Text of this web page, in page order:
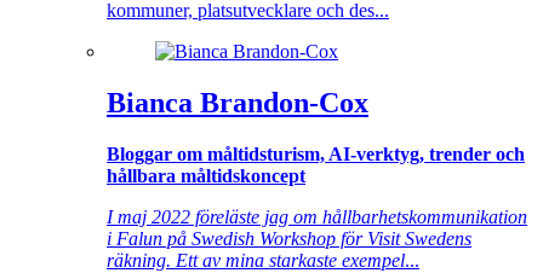
kommuner, platsutvecklare och des...
Bianca Brandon-Cox
Bloggar om måltidsturism, AI-verktyg, trender och
hållbara måltidskoncept
I maj 2022 föreläste jag om hållbarhetskommunikation
i Falun på Swedish Workshop för Visit Swedens
räkning. Ett av mina starkaste exempel...